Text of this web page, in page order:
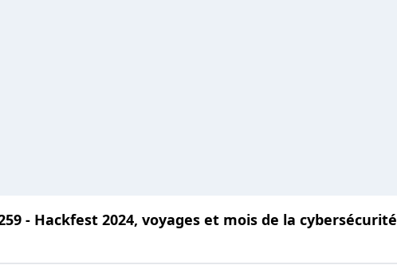
- Hackfest 2024, voyages et mois de la cybersécurité